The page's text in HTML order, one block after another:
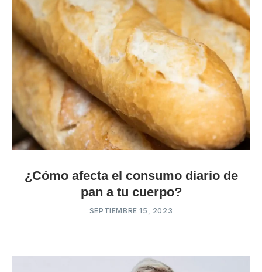
¿Cómo afecta el consumo diario de
pan a tu cuerpo?
SEPTIEMBRE 15, 2023